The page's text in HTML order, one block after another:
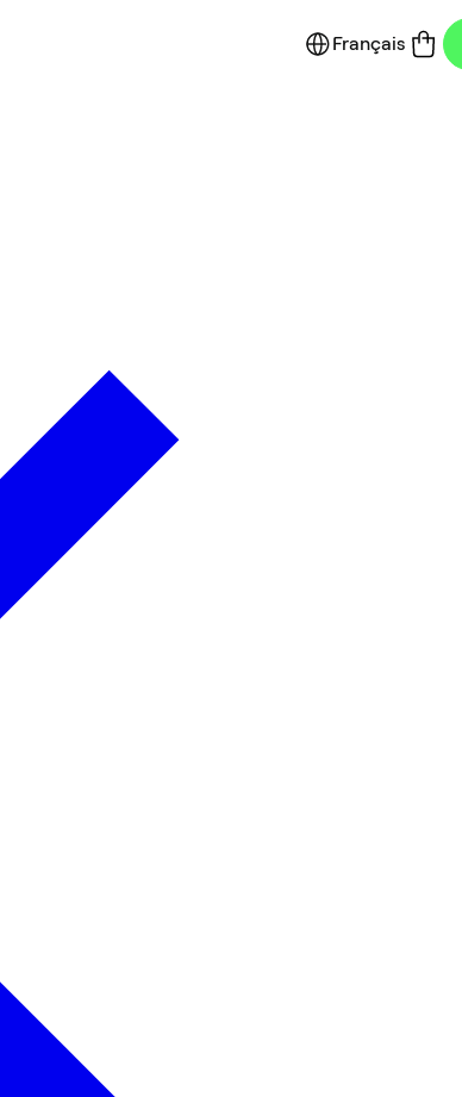
Français